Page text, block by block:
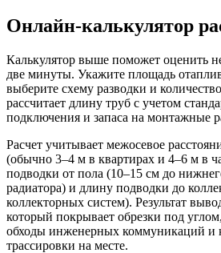
Онлайн-калькулятор
Калькулятор выше поможет оценить
две минуты. Укажите площадь
выберите схему разводки и
рассчитает длину труб с учетом
подключения и запаса на монтажные
Расчет учитывает межосевое
(обычно 3–4 м в квартирах и 4–6 м в
подводки от пола (10–15 см до
радиатора) и длину подводки до
коллекторных систем). Результат
который покрывает обрезки под
обходы инженерных коммуникаций и
трассировки на месте.